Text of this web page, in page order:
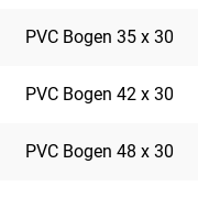
PVC Bogen 35 x 30
PVC Bogen 42 x 30
PVC Bogen 48 x 30